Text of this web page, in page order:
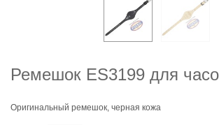
Ремешок ES3199 для
Оригинальный ремешок, черная кожа